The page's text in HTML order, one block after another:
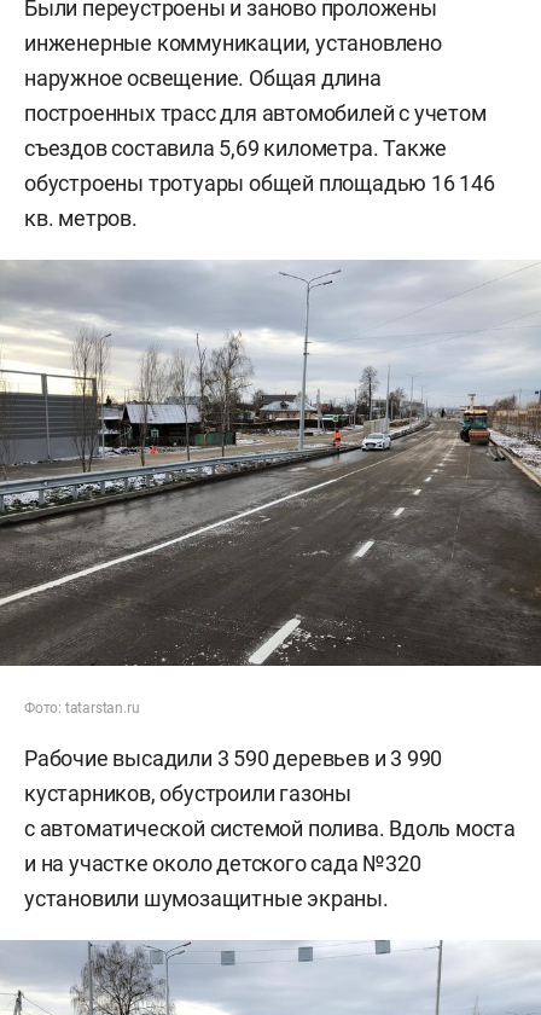
Были переустроены и заново проложены
инженерные коммуникации, установлено
наружное освещение. Общая длина
построенных трасс для автомобилей с учетом
съездов составила 5,69 километра. Также
обустроены тротуары общей площадью 16 146
кв. метров.
Фото: tatarstan.ru
Рабочие высадили 3 590 деревьев и 3 990
кустарников, обустроили газоны
с автоматической системой полива. Вдоль моста
и на участке около детского сада №320
установили шумозащитные экраны.